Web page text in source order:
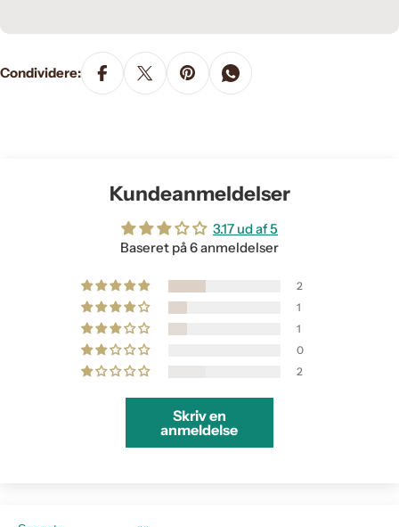
Condividere:
Kundeanmeldelser
3.17 ud af 5
Baseret på 6 anmeldelser
2
1
1
0
2
Skriv en
anmeldelse